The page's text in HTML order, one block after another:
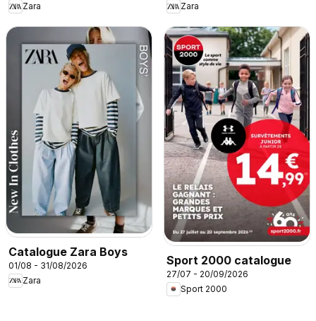
Zara
Zara
Catalogue Zara Boys
01/08 - 31/08/2026
Zara
Sport 2000 catalogue
27/07 - 20/09/2026
Sport 2000